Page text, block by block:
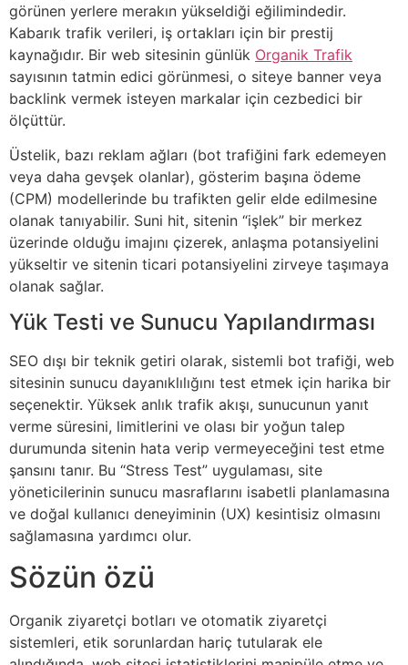
görünen yerlere merakın yükseldiği eğilimindedir.
Kabarık trafik verileri, iş ortakları için bir prestij
kaynağıdır. Bir web sitesinin günlük Organik Trafik
sayısının tatmin edici görünmesi, o siteye banner veya
backlink vermek isteyen markalar için cezbedici bir
ölçüttür.
Üstelik, bazı reklam ağları (bot trafiğini fark edemeyen
veya daha gevşek olanlar), gösterim başına ödeme
(CPM) modellerinde bu trafikten gelir elde edilmesine
olanak tanıyabilir. Suni hit, sitenin “işlek” bir merkez
üzerinde olduğu imajını çizerek, anlaşma potansiyelini
yükseltir ve sitenin ticari potansiyelini zirveye taşımaya
olanak sağlar.
Yük Testi ve Sunucu Yapılandırması
SEO dışı bir teknik getiri olarak, sistemli bot trafiği, web
sitesinin sunucu dayanıklılığını test etmek için harika bir
seçenektir. Yüksek anlık trafik akışı, sunucunun yanıt
verme süresini, limitlerini ve olası bir yoğun talep
durumunda sitenin hata verip vermeyeceğini test etme
şansını tanır. Bu “Stress Test” uygulaması, site
yöneticilerinin sunucu masraflarını isabetli planlamasına
ve doğal kullanıcı deneyiminin (UX) kesintisiz olmasını
sağlamasına yardımcı olur.
Sözün özü
Organik ziyaretçi botları ve otomatik ziyaretçi
sistemleri, etik sorunlardan hariç tutularak ele